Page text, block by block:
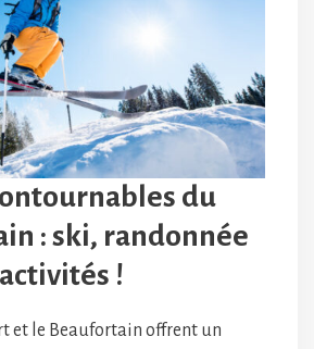
du
: ski, randonnée
!
et le Beaufortain offrent un